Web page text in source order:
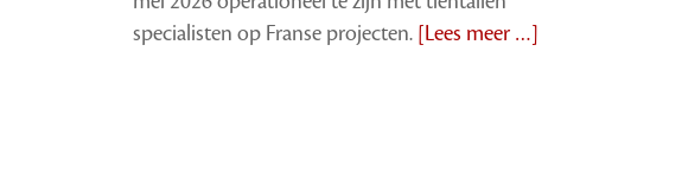
specialisten op Franse projecten. [Lees meer …]